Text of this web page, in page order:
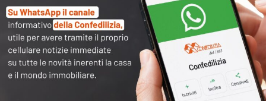
Festival della cultura della
libertà